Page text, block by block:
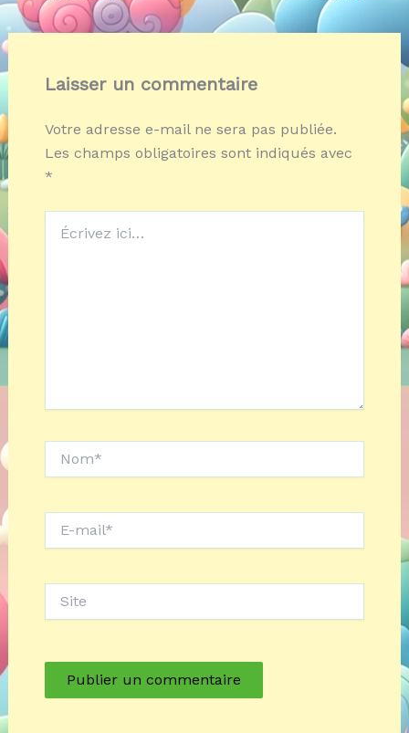
Laisser un commentaire
Votre adresse e-mail ne sera pas publiée.
Les champs obligatoires sont indiqués avec
*
ici…
mail*